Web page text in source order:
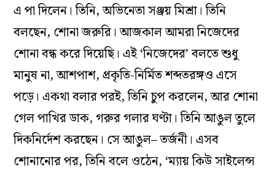
এ পা দিলেন। তিনি, অভিনেতা সঞ্জয় মিশ্রা। তিনি
বলছেন, শোনা জরুরি। আজকাল আমরা নিজেদের
শোনা বন্ধ করে দিয়েছি। এই ‘নিজেদের’ বলতে শুধু
মানুষ না, আশপাশ, প্রকৃতি-নির্মিত শব্দতরঙ্গও এসে
পড়ে। একথা বলার পরই, তিনি চুপ করলেন, আর শোনা
গেল পাখির ডাক, গরুর গলার ঘণ্টা। তিনি আঙুল তুলে
দিকনির্দেশ করছেন। সে আঙুল– তর্জনী। এসব
শোনানোর পর, তিনি বলে ওঠেন, ‘ম্যায় কিউ সাইলেন্স